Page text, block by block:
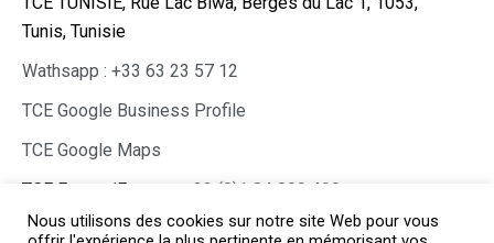
Tunis, Tunisie
Wathsapp : +33 63 23 57 12
TCE Google Business Profile
TCE Google Maps
TCE France/Europe :
+33 (0)1 84 800 400
Nous utilisons des cookies sur notre site Web pour vous